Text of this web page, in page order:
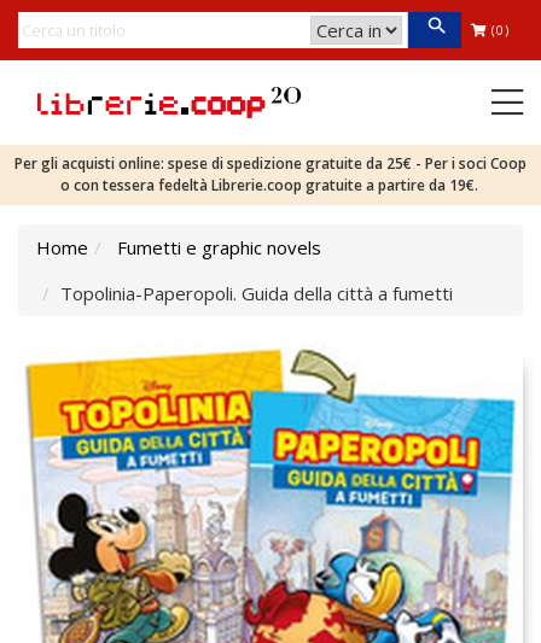
(0)
Per gli acquisti online: spese di spedizione gratuite da 25€ - Per i soci Coop
o con tessera fedeltà Librerie.coop gratuite a partire da 19€.
Home
Fumetti e graphic novels
Topolinia-Paperopoli. Guida della città a fumetti